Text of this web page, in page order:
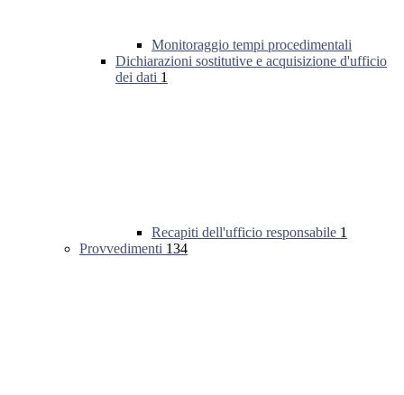
Monitoraggio tempi procedimentali
Dichiarazioni sostitutive e acquisizione d'ufficio
dei dati 1
Recapiti dell'ufficio responsabile 1
Provvedimenti 134